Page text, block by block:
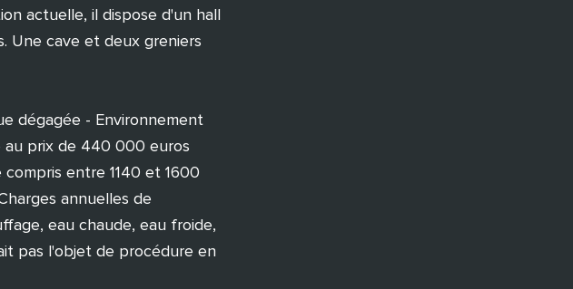
actuelle, il dispose d'un hall
Une cave et deux greniers
dégagée - Environnement
au prix de 440 000 euros
entre 1140 et 1600
annuelles de
eau chaude, eau froide,
pas l'objet de procédure en